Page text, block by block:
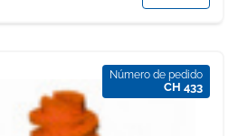
Número de pedido
CH 433